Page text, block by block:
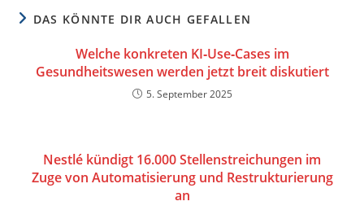
DAS KÖNNTE DIR AUCH GEFALLEN
Welche konkreten KI‑Use‑Cases im
Gesundheitswesen werden jetzt breit diskutiert
5. September 2025
Nestlé kündigt 16.000 Stellenstreichungen im
Zuge von Automatisierung und Restrukturierung
an